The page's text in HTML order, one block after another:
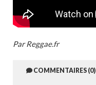
Par Reggae.fr
COMMENTAIRES (0)